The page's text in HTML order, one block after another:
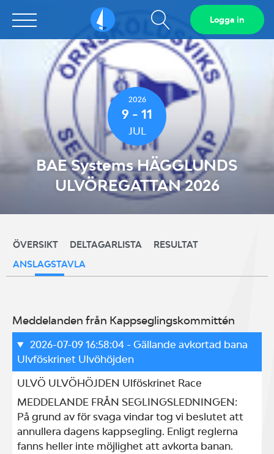
Sailarena Visa
sökfält
Logga in
2026
9 - 11
JUL
BAE Systems HÄGGLUNDS
ULVÖREGATTAN 2026
ÖVERSIKT DELTAGARLISTA
RESULTAT
ANSLAGSTAVLA
Meddelanden från Kappseglingskommittén
2026-07-09 16:58:04- Gällande avkortad bana
Ulvföskrinet Ulvöhöjden
ULVÖ ULVÖHÖJDEN Ulföskrinet Race
MEDDELANDE FRÅN SEGLINGSLEDNINGEN:
På grund av för svaga vindar tog vi beslutet att
annullera dagens kappsegling. Enligt reglerna
fanns heller inte möjlighet att avkorta banan.